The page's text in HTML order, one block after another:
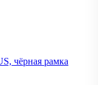
чёрная рамка